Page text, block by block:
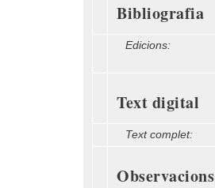
Bibliografia
Edicions:
Text digital
Text complet:
Observacions